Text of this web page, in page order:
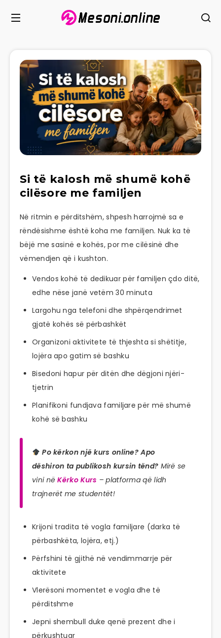
Si të kalosh më shumë kohë
cilësore me familjen
Në ritmin e përditshëm, shpesh harrojmë sa e
rëndësishme është koha me familjen. Nuk ka të
bëjë me sasinë e kohës, por me cilësinë dhe
vëmendjen që i kushton.
Vendos kohë të dedikuar për familjen çdo ditë,
edhe nëse janë vetëm 30 minuta
Largohu nga telefoni dhe shpërqendrimet
gjatë kohës së përbashkët
Organizoni aktivitete të thjeshta si shëtitje,
lojëra apo gatim së bashku
Bisedoni hapur për ditën dhe dëgjoni njëri-
tjetrin
Planifikoni fundjava familjare për më shumë
kohë së bashku
Po kërkon një kurs online? Apo
dëshiron ta publikosh kursin tënd? Mirë se
vini nëKërko Kurs – platforma që lidh
trajnerët me studentët!
Krijoni tradita të vogla familjare (darka të
përbashkëta, lojëra, etj.)
Përfshini të gjithë në vendimmarrje për
aktivitete
Vlerësoni momentet e vogla dhe të
përditshme
Jepni shembull duke qenë prezent dhe i
përkushtuar